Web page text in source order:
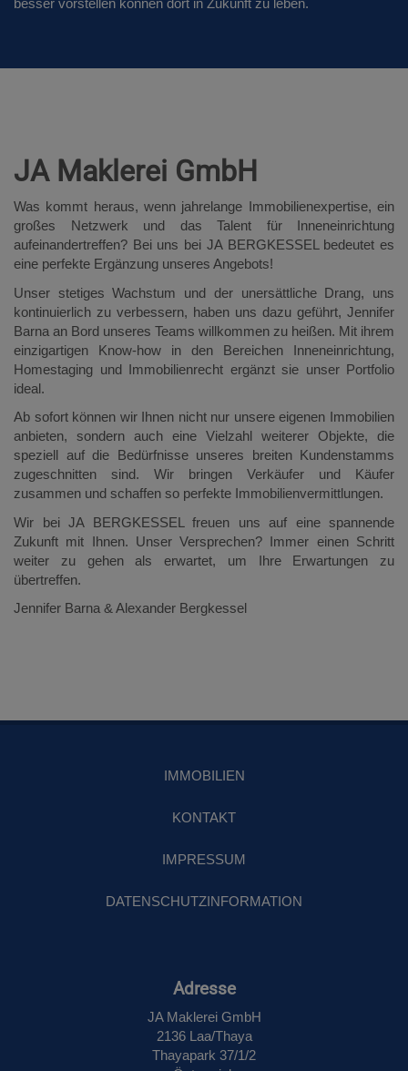
besser vorstellen können dort in Zukunft zu leben.
JA Maklerei GmbH
Was kommt heraus, wenn jahrelange Immobilienexpertise, ein
großes Netzwerk und das Talent für Inneneinrichtung
aufeinandertreffen? Bei uns bei JA BERGKESSEL bedeutet es
eine perfekte Ergänzung unseres Angebots!
Unser stetiges Wachstum und der unersättliche Drang, uns
kontinuierlich zu verbessern, haben uns dazu geführt, Jennifer
Barna an Bord unseres Teams willkommen zu heißen. Mit ihrem
einzigartigen Know-how in den Bereichen Inneneinrichtung,
Homestaging und Immobilienrecht ergänzt sie unser Portfolio
ideal.
Ab sofort können wir Ihnen nicht nur unsere eigenen Immobilien
anbieten, sondern auch eine Vielzahl weiterer Objekte, die
speziell auf die Bedürfnisse unseres breiten Kundenstamms
zugeschnitten sind. Wir bringen Verkäufer und Käufer
zusammen und schaffen so perfekte Immobilienvermittlungen.
Wir bei JA BERGKESSEL freuen uns auf eine spannende
Zukunft mit Ihnen. Unser Versprechen? Immer einen Schritt
weiter zu gehen als erwartet, um Ihre Erwartungen zu
übertreffen.
Jennifer Barna & Alexander Bergkessel
IMMOBILIEN
KONTAKT
IMPRESSUM
DATENSCHUTZINFORMATION
Adresse
JA Maklerei GmbH
2136 Laa/Thaya
Thayapark 37/1/2